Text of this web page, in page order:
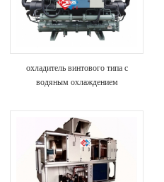
охладитель винтового типа с
водяным охлаждением